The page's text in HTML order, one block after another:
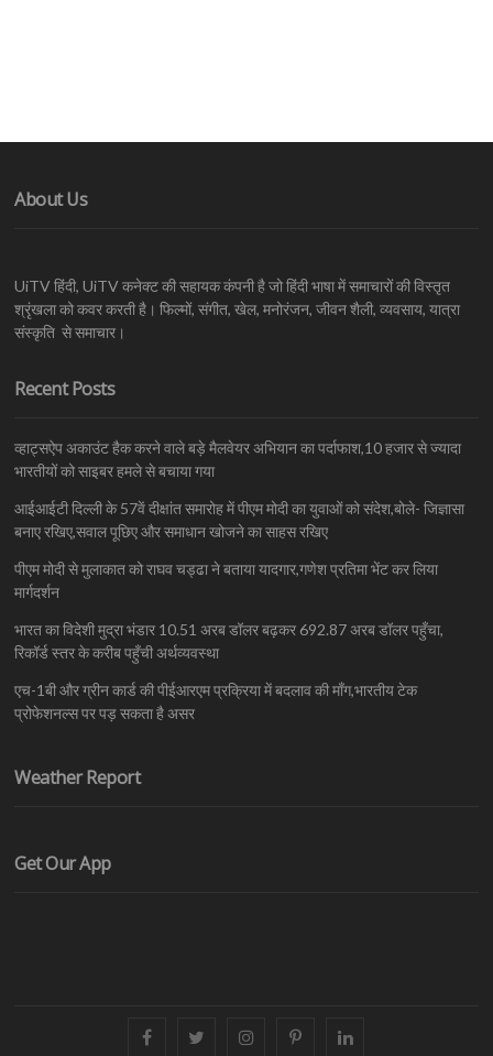
About Us
UiTV हिंदी, UiTV कनेक्ट की सहायक कंपनी है जो हिंदी भाषा में समाचारों की विस्तृत
श्रृंखला को कवर करती है। फिल्मों, संगीत, खेल, मनोरंजन, जीवन शैली, व्यवसाय, यात्रा
संस्कृति से समाचार।
Recent Posts
व्हाट्सऐप अकाउंट हैक करने वाले बड़े मैलवेयर अभियान का पर्दाफाश,10 हजार से ज्यादा
भारतीयों को साइबर हमले से बचाया गया
आईआईटी दिल्ली के 57वें दीक्षांत समारोह में पीएम मोदी का युवाओं को संदेश,बोले- जिज्ञासा
बनाए रखिए,सवाल पूछिए और समाधान खोजने का साहस रखिए
पीएम मोदी से मुलाकात को राघव चड्ढा ने बताया यादगार,गणेश प्रतिमा भेंट कर लिया
मार्गदर्शन
भारत का विदेशी मुद्रा भंडार 10.51 अरब डॉलर बढ़कर 692.87 अरब डॉलर पहुँचा,
रिकॉर्ड स्तर के करीब पहुँची अर्थव्यवस्था
एच-1बी और ग्रीन कार्ड की पीईआरएम प्रक्रिया में बदलाव की माँग,भारतीय टेक
प्रोफेशनल्स पर पड़ सकता है असर
Weather Report
Get Our App
facebook twitter instagrampinterestlinkedin